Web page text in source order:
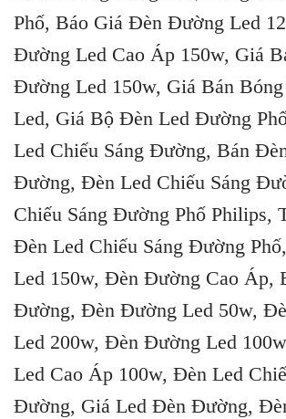
Phố, Báo Giá Đèn Đường Led
Đường Led Cao Áp 150w, Giá
Đường Led 150w, Giá Bán
Led, Giá Bộ Đèn Led Đường
Led Chiếu Sáng Đường, Bán
Đường, Đèn Led Chiếu Sáng
Chiếu Sáng Đường Phố Philips,
Đèn Led Chiếu Sáng Đường
Led 150w, Đèn Đường Cao Áp,
Đường, Đèn Đường Led 50w,
Led 200w, Đèn Đường Led
Led Cao Áp 100w, Đèn Led
Đường, Giá Led Đèn Đường,